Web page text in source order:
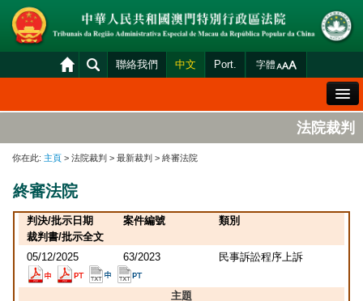
聯絡我們 中文 Port. 字體
法院概況
司法變賣
統計資料
法院裁判
你在此: 主頁 > 法院裁判 > 最新裁判 > 終審法院
終審法院
判決/批示日期 案件編號
類別
裁判書/批示全文
05/12/2025
63/2023 民事訴訟程序上訴
主題